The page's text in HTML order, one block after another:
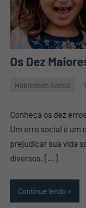
Os Dez
Habilidade Social
Conheça os dez
Um erro social é um
prejudicar sua vida
diversos. […]
Continue lendo